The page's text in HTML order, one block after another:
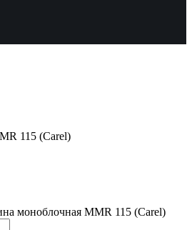
115 (Carel)
моноблочная MMR 115 (Carel)